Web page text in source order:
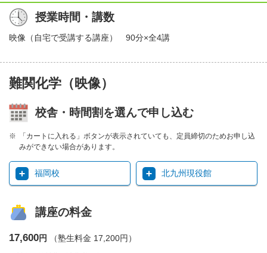
授業時間・講数
映像（自宅で受講する講座） 90分×全4講
難関化学（映像）
校舎・時間割を選んで申し込む
「カートに入れる」ボタンが表示されていても、定員締切のためお申し込
みができない場合があります。
福岡校 北九州現役館
講座の料金
17,600円 （塾生料金 17,200円）